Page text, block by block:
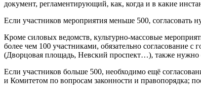
документ, регламентирующий, как, когда и в какие
Если участников мероприятия меньше 500, согласовать
Кроме силовых ведомств, культурно-массовые
более чем 100 участниками, обязательно согласование
(Дворцовая площадь, Невский проспект…), также нужно
Если участников больше 500, необходимо ещё
и Комитетом по вопросам законности и правопорядка;